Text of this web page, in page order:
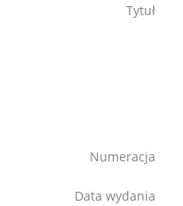
Tytuł
Numeracja
Data wydania